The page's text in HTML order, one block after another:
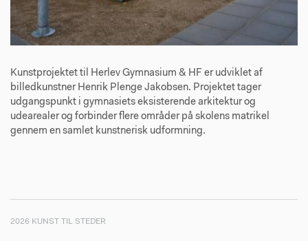
Kunstprojektet til Herlev Gymnasium & HF er udviklet af
billedkunstner Henrik Plenge Jakobsen. Projektet tager
udgangspunkt i gymnasiets eksisterende arkitektur og
udearealer og forbinder flere områder på skolens matrikel
gennem en samlet kunstnerisk udformning.
2026 KUNST TIL STEDER